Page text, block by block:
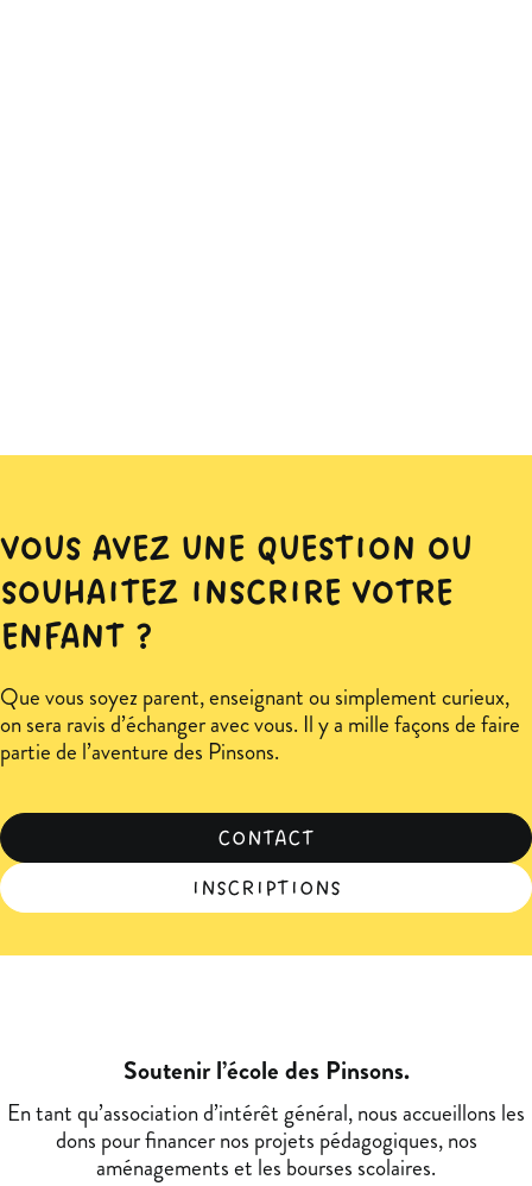
VOUS AVEZ UNE QUESTION OU
SOUHAITEZ INSCRIRE VOTRE
ENFANT ?
Que vous soyez parent, enseignant ou simplement curieux,
on sera ravis d’échanger avec vous. Il y a mille façons de faire
partie de l’aventure des Pinsons.
CONTACT
INSCRIPTIONS
Soutenir l’école des Pinsons.
En tant qu’association d’intérêt général, nous accueillons les
dons pour financer nos projets pédagogiques, nos
aménagements et les bourses scolaires.